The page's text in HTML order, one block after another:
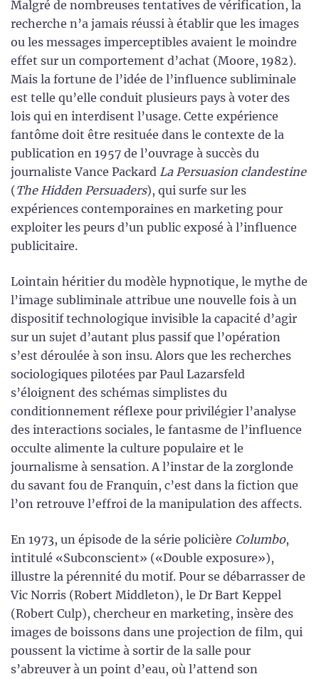
Malgré de nombreuses tentatives de vérification, la
recherche n’a jamais réussi à établir que les images
ou les messages imperceptibles avaient le moindre
effet sur un comportement d’achat (Moore, 1982).
Mais la fortune de l’idée de l’influence subliminale
est telle qu’elle conduit plusieurs pays à voter des
lois qui en interdisent l’usage. Cette expérience
fantôme doit être resituée dans le contexte de la
publication en 1957 de l’ouvrage à succès du
journaliste Vance Packard La Persuasion clandestine
(The Hidden Persuaders), qui surfe sur les
expériences contemporaines en marketing pour
exploiter les peurs d’un public exposé à l’influence
publicitaire.
Lointain héritier du modèle hypnotique, le mythe de
l’image subliminale attribue une nouvelle fois à un
dispositif technologique invisible la capacité d’agir
sur un sujet d’autant plus passif que l’opération
s’est déroulée à son insu. Alors que les recherches
sociologiques pilotées par Paul Lazarsfeld
s’éloignent des schémas simplistes du
conditionnement réflexe pour privilégier l’analyse
des interactions sociales, le fantasme de l’influence
occulte alimente la culture populaire et le
journalisme à sensation. A l’instar de la zorglonde
du savant fou de Franquin, c’est dans la fiction que
l’on retrouve l’effroi de la manipulation des affects.
En 1973, un épisode de la série policière Columbo,
intitulé «Subconscient» («Double exposure»),
illustre la pérennité du motif. Pour se débarrasser de
Vic Norris (Robert Middleton), le Dr Bart Keppel
(Robert Culp), chercheur en marketing, insère des
images de boissons dans une projection de film, qui
poussent la victime à sortir de la salle pour
s’abreuver à un point d’eau, où l’attend son